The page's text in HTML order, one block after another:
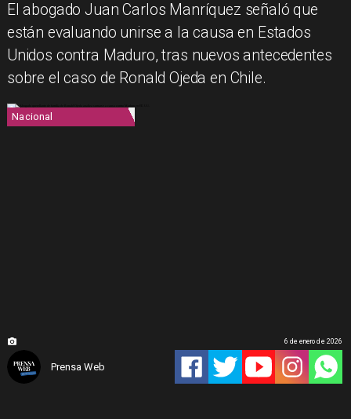
El abogado Juan Carlos Manríquez señaló que
están evaluando unirse a la causa en Estados
Unidos contra Maduro, tras nuevos antecedentes
sobre el caso de Ronald Ojeda en Chile.
Nacional
Prensa Web
6 de enero de 2026